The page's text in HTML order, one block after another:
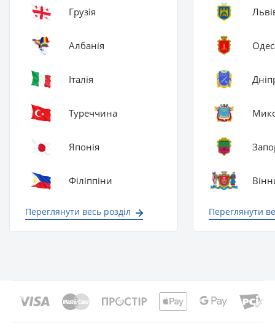
Грузія
Албанія
Італія
Туреччина
Японія
Філіппіни
Переглянути весь розділ Переглянути